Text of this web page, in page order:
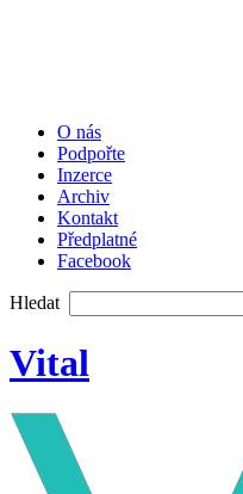
O nás
Podpořte
Inzerce
Archiv
Kontakt
Předplatné
Facebook
Hledat
Vital